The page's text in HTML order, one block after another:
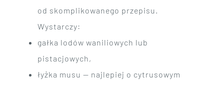
od skomplikowanego przepisu.
Wystarczy:
gałka lodów waniliowych lub
pistacjowych,
łyżka musu — najlepiej o cytrusowym